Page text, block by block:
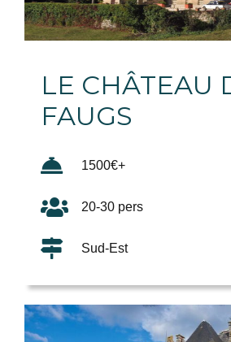
LE CHÂTEAU
FAUGS
1500€+
20-30 pers
Sud-Est